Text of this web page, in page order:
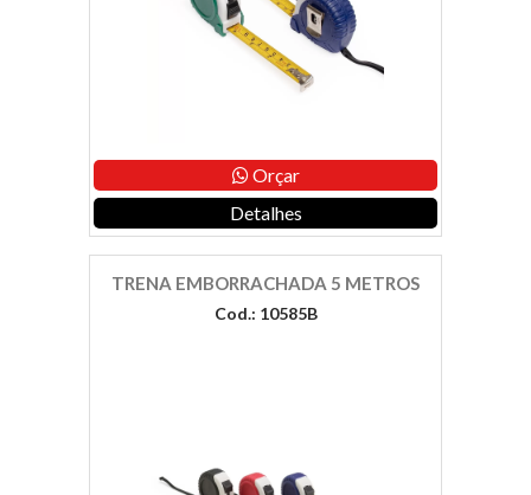
Orçar
Detalhes
TRENA EMBORRACHADA 5 METROS
Cod.: 10585B